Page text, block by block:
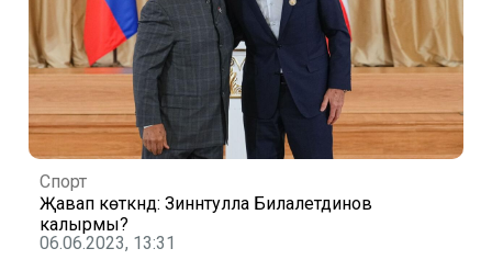
Спорт
Җавап көткәндә: Зиннәтулла Билалетдинов
калырмы?
06.06.2023, 13:31